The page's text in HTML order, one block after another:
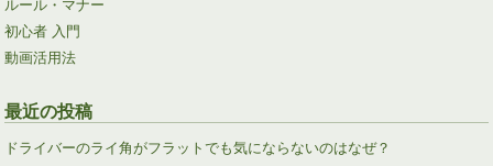
初心者 入門
動画活用法
最近の投稿
ドライバーのライ角がフラットでも気にならないのはなぜ？